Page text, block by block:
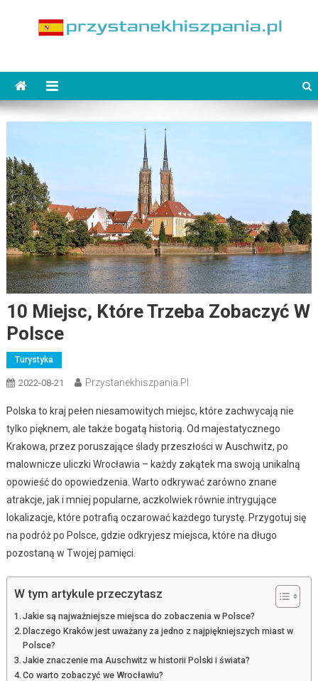
10 Miejsc, Które Trzeba Zobaczyć W
Polsce
Turystyka
2022-08-21 Przystanekhiszpania.pl
Polska to kraj pełen niesamowitych miejsc, które zachwycają nie
tylko pięknem, ale także bogatą historią. Od majestatycznego
Krakowa, przez poruszające ślady przeszłości w Auschwitz, po
malownicze uliczki Wrocławia – każdy zakątek ma swoją unikalną
opowieść do opowiedzenia. Warto odkrywać zarówno znane
atrakcje, jak i mniej popularne, aczkolwiek równie intrygujące
lokalizacje, które potrafią oczarować każdego turystę. Przygotuj się
na podróż po Polsce, gdzie odkryjesz miejsca, które na długo
pozostaną w Twojej pamięci.
W tym artykule przeczytasz
Jakie są najważniejsze miejsca do zobaczenia w Polsce?
Dlaczego Kraków jest uważany za jedno z najpiękniejszych miast w
Polsce?
Jakie znaczenie ma Auschwitz w historii Polski i świata?
Co warto zobaczyć we Wrocławiu?